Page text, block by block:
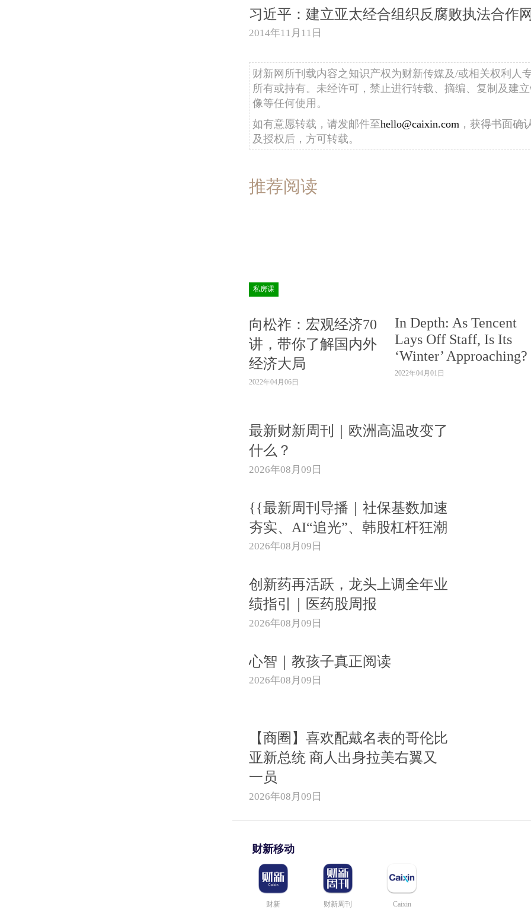
习近平：建立亚太经合组织反腐败执法合作
2014年11月11日
财新网所刊载内容之知识产权为财新传媒及/或相关权利人
所有或持有。未经许可，禁止进行转载、摘编、复制及建
像等任何使用。
如有意愿转载，请发邮件至hello@caixin.com ，获得书面确
及授权后，方可转载。
推荐阅读
私房课
向松祚：宏观经济70
讲，带你了解国内外
经济大局
2022年04月06日
In Depth: As Tencent
Lays Off Staff, Is Its
‘Winter’ Approaching?
2022年04月01日
最新财新周刊｜欧洲高温改变了
什么？
2026年08月09日
{{最新周刊导播｜社保基数加速
夯实、AI“追光”、韩股杠杆狂潮
2026年08月09日
创新药再活跃，龙头上调全年业
绩指引｜医药股周报
2026年08月09日
心智｜教孩子真正阅读
2026年08月09日
【商圈】喜欢配戴名表的哥伦比
亚新总统 商人出身拉美右翼又
一员
2026年08月09日
财新移动
财新 财新周刊 Caixin